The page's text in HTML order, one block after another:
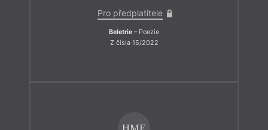
Pro předplatitele
Beletrie – Poezie
Z čísla 15/2022